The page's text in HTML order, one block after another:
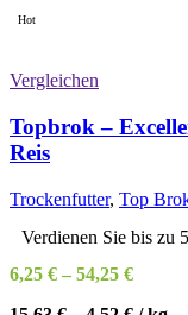
auf
Hot
Vergleichen
Topbrok –
Reis
Trockenfutter, Top
Verdienen Sie bis zu
6,25 € – 54,25 €